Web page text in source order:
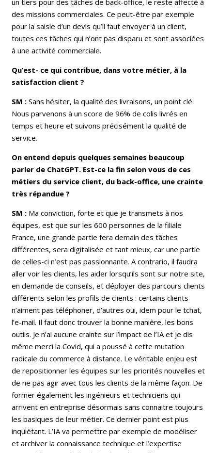
des missions commerciales. Ce peut-être par exemple
pour la saisie d’un devis qu’il faut envoyer à un client,
toutes ces tâches qui n’ont pas disparu et sont associées
à une activité commerciale.
Qu’est- ce qui contribue, dans votre métier, à la
satisfaction client ?
SM : Sans hésiter, la qualité des livraisons, un point clé.
Nous parvenons à un score de 96% de colis livrés en
temps et heure et suivons précisément la qualité de
service.
On entend depuis quelques semaines beaucoup
parler de ChatGPT. Est-ce la fin selon vous de ces
métiers du service client, du back-office, une crainte
très répandue ?
SM : Ma conviction, forte et que je transmets à nos
équipes, est que sur les 600 personnes de la filiale
France, une grande partie fera demain des tâches
différentes, sera digitalisée et tant mieux, car une partie
de celles-ci n’est pas passionnante. A contrario, il faudra
aller voir les clients, les aider lorsqu’ils sont sur notre site,
en demande de conseils, et déployer des parcours clients
différents selon les profils de clients : certains clients
n’aiment pas téléphoner, d’autres oui, idem pour le tchat,
l’e-mail. Il faut donc trouver la bonne manière, les bons
outils. Je n’ai aucune crainte sur l’impact de l’IA et je dis
même merci la Covid, qui a poussé à cette mutation
radicale du commerce à distance. Le véritable enjeu est
de repositionner les équipes sur les priorités nouvelles et
de ne pas agir avec tous les clients de la même façon. De
former également les ingénieurs et techniciens qui
arrivent en entreprise désormais sans connaitre toujours
les basiques de leur métier. Ce dernier point est plus
inquiétant. L’IA va permettre par exemple de modéliser
et archiver la connaissance technique et l’expertise